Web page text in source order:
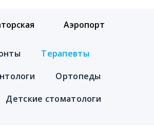
Аэропорт
Терапевты
Ортопеды
Детские стоматологи